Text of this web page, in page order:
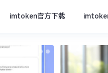
imtoken官方下载